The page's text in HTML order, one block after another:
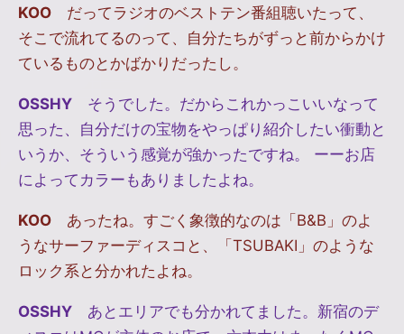
KOO だってラジオのベストテン番組聴いたって、
そこで流れてるのって、自分たちがずっと前からかけ
ているものとかばかりだったし。
OSSHY そうでした。だからこれかっこいいなって
思った、自分だけの宝物をやっぱり紹介したい衝動と
いうか、そういう感覚が強かったですね。 ーーお店
によってカラーもありましたよね。
KOO あったね。すごく象徴的なのは「B&B」のよ
うなサーファーディスコと、「TSUBAKI」のような
ロック系と分かれたよね。
OSSHY あとエリアでも分かれてました。新宿のデ